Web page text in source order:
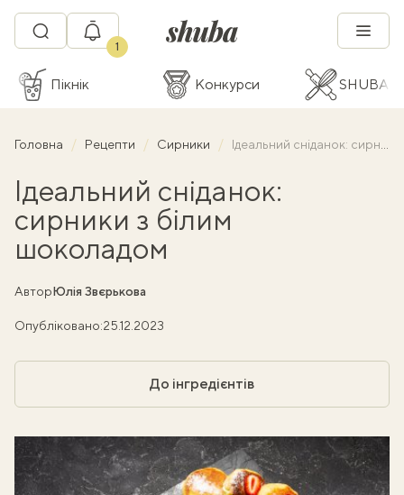
1
Пікнік Конкурси SHUBA
Головна Рецепти Сирники Ідеальний сніданок: сирники з білим шоколадом
Ідеальний сніданок:
сирники з білим
шоколадом
АвторЮлія Звєрькова
Опубліковано:25.12.2023
До інгредієнтів